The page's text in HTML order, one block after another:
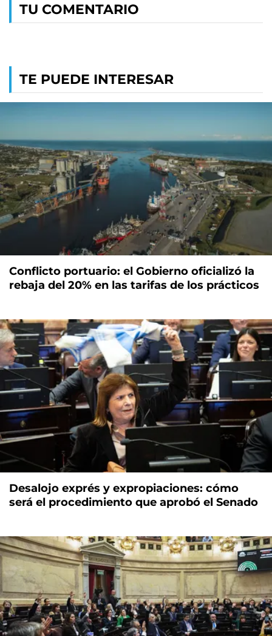
TU COMENTARIO
TE PUEDE INTERESAR
Conflicto portuario: el Gobierno oficializó la
rebaja del 20% en las tarifas de los prácticos
Desalojo exprés y expropiaciones: cómo
será el procedimiento que aprobó el Senado